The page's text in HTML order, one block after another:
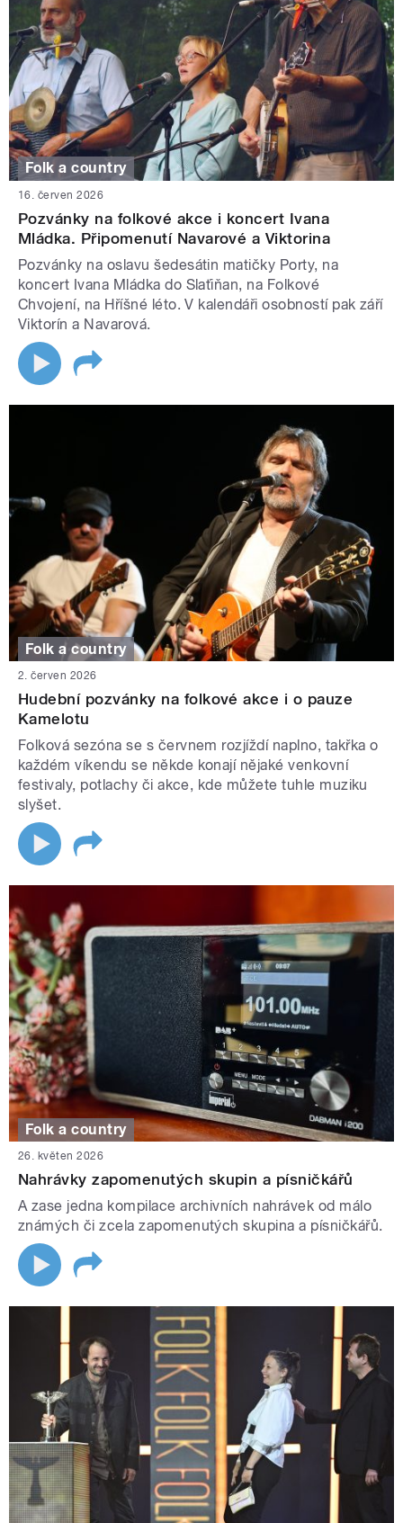
Folk a country
16. červen 2026
Pozvánky na folkové akce i koncert Ivana
Mládka. Připomenutí Navarové a Viktorina
Pozvánky na oslavu šedesátin matičky Porty, na
koncert Ivana Mládka do Slaťiňan, na Folkové
Chvojení, na Hříšné léto. V kalendáři osobností pak září
Viktorín a Navarová.
Folk a country
2. červen 2026
Hudební pozvánky na folkové akce i o pauze
Kamelotu
Folková sezóna se s červnem rozjíždí naplno, takřka o
každém víkendu se někde konají nějaké venkovní
festivaly, potlachy či akce, kde můžete tuhle muziku
slyšet.
Folk a country
26. květen 2026
Nahrávky zapomenutých skupin a písničkářů
A zase jedna kompilace archivních nahrávek od málo
známých či zcela zapomenutých skupina a písničkářů.